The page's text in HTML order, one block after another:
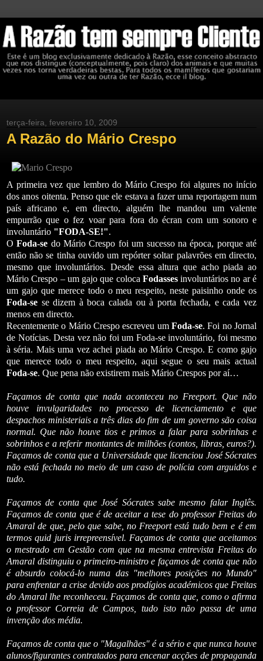
terça-feira, fevereiro 10, 2009
A Razão do Mário Crespo
A primeira vez que lembro do Mário Crespo foi algures no início
dos anos oitenta. Penso que ele estava a fazer uma reportagem num
país africano e, em directo, alguém lhe mandou um valente
empurrão que o fez voar para fora do écran com um sonoro e
involuntário "FODA-SE!".
OFoda-se do Mário Crespo foi um sucesso na época, porque até
então não se tinha ouvido um repórter soltar palavrões em directo,
mesmo que involuntários. Desde essa altura que acho piada ao
Mário Crespo – um gajo que coloca Fodassesinvoluntários no ar é
um gajo que merece todo o meu respeito, neste paisinho onde os
Foda-se se dizem à boca calada ou à porta fechada, e cada vez
menos em directo.
Recentemente o Mário Crespo escreveu um Foda-se. Foi no Jornal
de Notícias. Desta vez não foi um Foda-se involuntário, foi mesmo
à séria. Mais uma vez achei piada ao Mário Crespo. E como gajo
que merece todo o meu respeito, aqui segue o seu mais actual
Foda-se. Que pena não existirem mais Mário Crespos por aí…
Façamos de conta que nada aconteceu no Freeport. Que não
houve invulgaridades no processo de licenciamento e que
despachos ministeriais a três dias do fim de um governo são coisa
normal. Que não houve tios e primos a falar para sobrinhas e
sobrinhos e a referir montantes de milhões (contos, libras, euros?).
Façamos de conta que a Universidade que licenciou José Sócrates
não está fechada no meio de um caso de polícia com arguidos e
tudo.
Façamos de conta que José Sócrates sabe mesmo falar Inglês.
Façamos de conta que é de aceitar a tese do professor Freitas do
Amaral de que, pelo que sabe, no Freeport está tudo bem e é em
termos quid juris irrepreensível. Façamos de conta que aceitamos
o mestrado em Gestão com que na mesma entrevista Freitas do
Amaral distinguiu o primeiro-ministro e façamos de conta que não
é absurdo colocá-lo numa das "melhores posições no Mundo"
para enfrentar a crise devido aos prodígios académicos que Freitas
do Amaral lhe reconheceu. Façamos de conta que, como o afirma
o professor Correia de Campos, tudo isto não passa de uma
invenção dos média.
Façamos de conta que o "Magalhães" é a sério e que nunca houve
alunos/figurantes contratados para encenar acções de propaganda